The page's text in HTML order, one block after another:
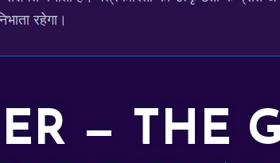
रहेगा।
— THE